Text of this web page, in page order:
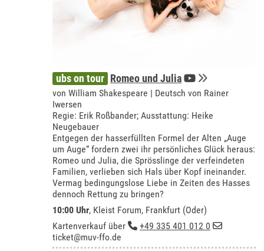
ubs on tour Romeo und Julia
von William Shakespeare | Deutsch von Rainer
Iwersen
Regie: Erik Roßbander; Ausstattung: Heike
Neugebauer
Entgegen der hasserfüllten Formel der Alten „Auge
um Auge“ fordern zwei ihr persönliches Glück heraus:
Romeo und Julia, die Sprösslinge der verfeindeten
Familien, verlieben sich Hals über Kopf ineinander.
Vermag bedingungslose Liebe in Zeiten des Hasses
dennoch Rettung zu bringen?
10:00 Uhr, Kleist Forum, Frankfurt (Oder)
Kartenverkauf über
+49 335 401 012 0
ticket@muv-ffo.de